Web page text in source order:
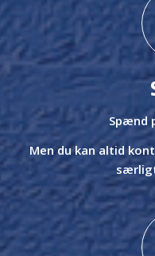
Spænd
Men du kan altid